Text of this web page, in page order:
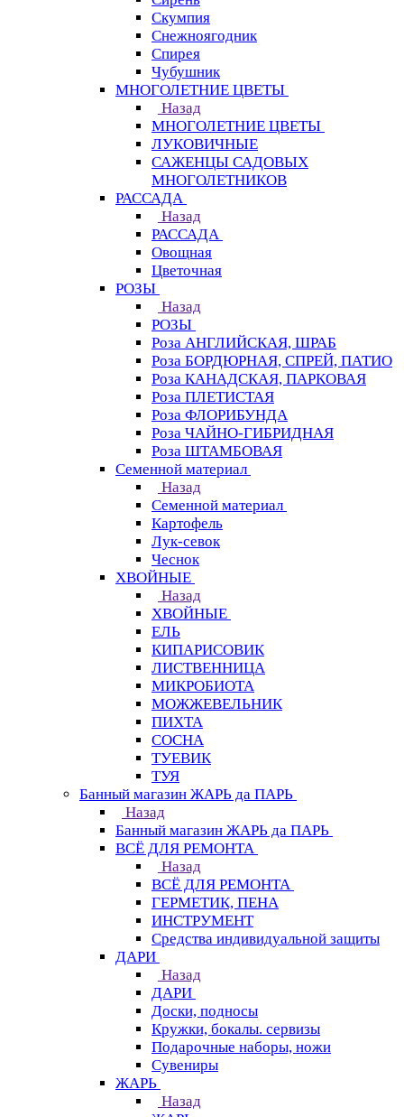
Скумпия
Снежноягодник
Спирея
Чубушник
МНОГОЛЕТНИЕ ЦВЕТЫ
Назад
МНОГОЛЕТНИЕ ЦВЕТЫ
ЛУКОВИЧНЫЕ
САЖЕНЦЫ САДОВЫХ
МНОГОЛЕТНИКОВ
РАССАДА
Назад
РАССАДА
Овощная
Цветочная
РОЗЫ
Назад
РОЗЫ
Роза АНГЛИЙСКАЯ, ШРАБ
Роза БОРДЮРНАЯ, СПРЕЙ, ПАТИО
Роза КАНАДСКАЯ, ПАРКОВАЯ
Роза ПЛЕТИСТАЯ
Роза ФЛОРИБУНДА
Роза ЧАЙНО-ГИБРИДНАЯ
Роза ШТАМБОВАЯ
Семенной материал
Назад
Семенной материал
Картофель
Лук-севок
Чеснок
ХВОЙНЫЕ
Назад
ХВОЙНЫЕ
ЕЛЬ
КИПАРИСОВИК
ЛИСТВЕННИЦА
МИКРОБИОТА
МОЖЖЕВЕЛЬНИК
ПИХТА
СОСНА
ТУЕВИК
ТУЯ
Банный магазин ЖАРЬ да ПАРЬ
Назад
Банный магазин ЖАРЬ да ПАРЬ
ВСЁ ДЛЯ РЕМОНТА
Назад
ВСЁ ДЛЯ РЕМОНТА
ГЕРМЕТИК, ПЕНА
ИНСТРУМЕНТ
Средства индивидуальной защиты
ДАРИ
Назад
ДАРИ
Доски, подносы
Кружки, бокалы. сервизы
Подарочные наборы, ножи
Сувениры
ЖАРЬ
Назад